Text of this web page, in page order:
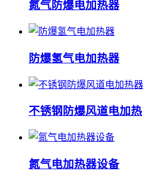
氮气防爆电加热器
防爆氢气电加热器
不锈钢防爆风道电加热
氮气电加热器设备